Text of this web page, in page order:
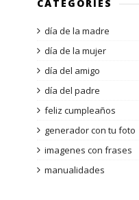
CATEGORIES
día de la madre
día de la mujer
día del amigo
día del padre
feliz cumpleaños
generador con tu foto
imagenes con frases
manualidades